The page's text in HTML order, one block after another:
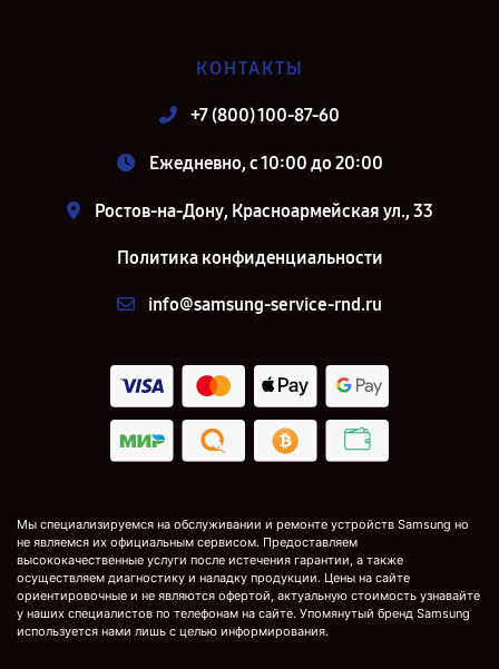
КОНТАКТЫ
+7 (800) 100-87-60
Ежедневно, с 10:00 до 20:00
Ростов-на-Дону, Красноармейская ул., 33
Политика конфиденциальности
info@samsung-service-rnd.ru
Мы специализируемся на обслуживании и ремонте устройств Samsung но
не являемся их официальным сервисом. Предоставляем
высококачественные услуги после истечения гарантии, а также
осуществляем диагностику и наладку продукции. Цены на сайте
ориентировочные и не являются офертой, актуальную стоимость узнавайте
у наших специалистов по телефонам на сайте. Упомянутый бренд Samsung
используется нами лишь с целью информирования.